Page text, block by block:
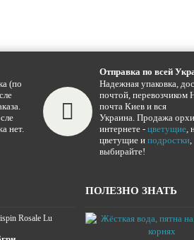
(по
нет.
Отправка по всей
Надежная упаковка,
почтой, перевозчиком
почта Киев и вся
Украина. Продажа
интернете - цветущие,
цветущие и подростки,
выбирайте!
Rosale Lu
ПОЛЕЗНО ЗНАТЬ